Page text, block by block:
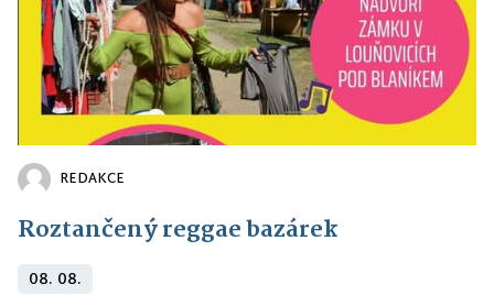
REDAKCE
Roztančený reggae bazárek
08. 08.